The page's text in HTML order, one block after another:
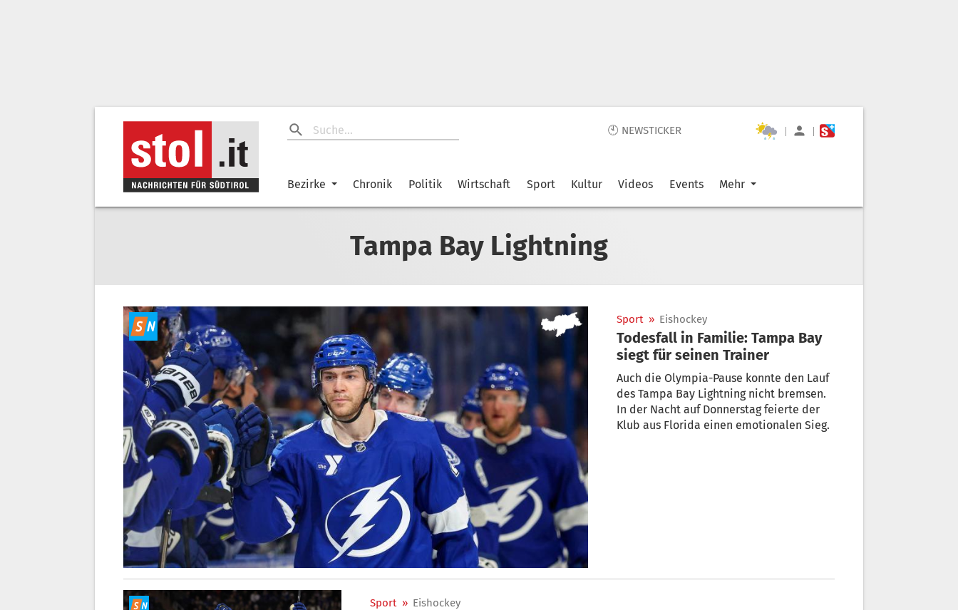
🕙 NEWSTICKER | |
Bezirke Chronik Politik Wirtschaft Sport Kultur Videos Events Mehr
Tampa Bay Lightning
Sport » Eishockey
Todesfall in Familie: Tampa Bay
siegt für seinen Trainer
Auch die Olympia-Pause konnte den Lauf
des Tampa Bay Lightning nicht bremsen.
In der Nacht auf Donnerstag feierte der
Klub aus Florida einen emotionalen Sieg.
Sport » Eishockey